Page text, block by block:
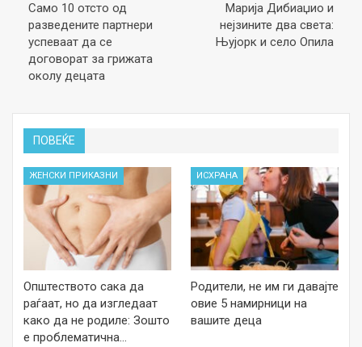
Само 10 отсто од
разведените партнери
успеваат да се
договорат за грижата
околу децата
Марија Дибиаџио и
нејзините два света:
Њујорк и село Опила
ПОВЕЌЕ
ЖЕНСКИ ПРИКАЗНИ
Општеството сака да
раѓаат, но да изгледаат
како да не родиле: Зошто
е проблематична…
ИСХРАНА
Родители, не им ги давајте
овие 5 намирници на
вашите деца